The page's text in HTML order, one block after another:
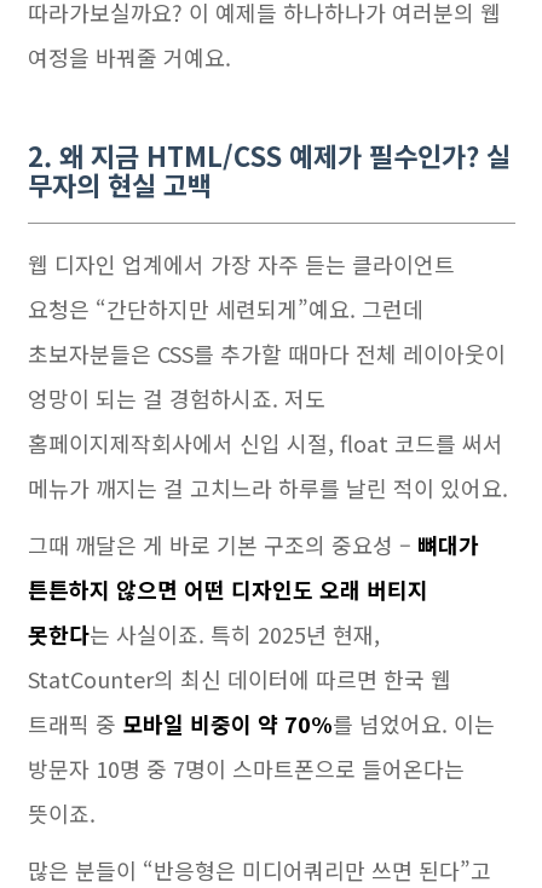
따라가보실까요? 이 예제들 하나하나가 여러분의 웹
여정을 바꿔줄 거예요.
2. 왜 지금 HTML/CSS 예제가 필수인가? 실
무자의 현실 고백
웹 디자인 업계에서 가장 자주 듣는 클라이언트
요청은 “간단하지만 세련되게”예요. 그런데
초보자분들은 CSS를 추가할 때마다 전체 레이아웃이
엉망이 되는 걸 경험하시죠. 저도
홈페이지제작회사에서 신입 시절, float 코드를 써서
메뉴가 깨지는 걸 고치느라 하루를 날린 적이 있어요.
그때 깨달은 게 바로 기본 구조의 중요성 – 뼈대가
튼튼하지 않으면 어떤 디자인도 오래 버티지
못한다는 사실이죠. 특히 2025년 현재,
StatCounter의 최신 데이터에 따르면 한국 웹
트래픽 중 모바일 비중이 약 70%를 넘었어요. 이는
방문자 10명 중 7명이 스마트폰으로 들어온다는
뜻이죠.
많은 분들이 “반응형은 미디어쿼리만 쓰면 된다”고